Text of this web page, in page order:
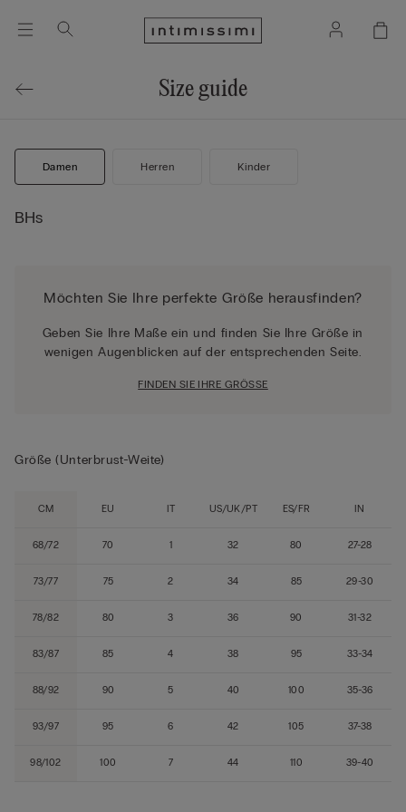
Size guide
Damen Herren Kinder
BHs
Möchten Sie Ihre perfekte Größe herausfinden?
Geben Sie Ihre Maße ein und finden Sie Ihre Größe in
wenigen Augenblicken auf der entsprechenden Seite.
FINDEN SIE IHRE GRÖSSE
Größe (Unterbrust-Weite)
CM EU IT US/UK/PT ES/FR IN
68/72 70 1 32 80 27-28
73/77 75 2 34 85 29-30
78/82 80 3 36 90 31-32
83/87 85 4 38 95 33-34
88/92 90 5 40 100 35-36
93/97 95 6 42 105 37-38
98/102 100 7 44 110 39-40